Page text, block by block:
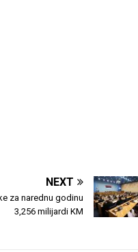
NEXT
za narednu godinu
3,256 milijardi KM